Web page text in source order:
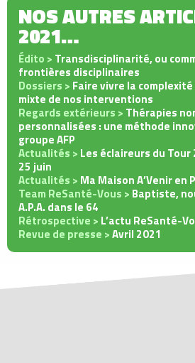
NOS AUTRES
2021…
Édito > Transdisciplinarité, ou
frontières disciplinaires
Dossiers > Faire vivre la
mixte de nos interventions
Regards extérieurs > Thérapies
personnalisées : une méthode
groupe AFP
Actualités > Les éclaireurs du Tour
25 juin
Actualités > Ma Maison A’Venir en
Team ReSanté-Vous > Baptiste,
A.P.A. dans le 64
Rétrospective > L’actu ReSanté-
Revue de presse >Avril 2021